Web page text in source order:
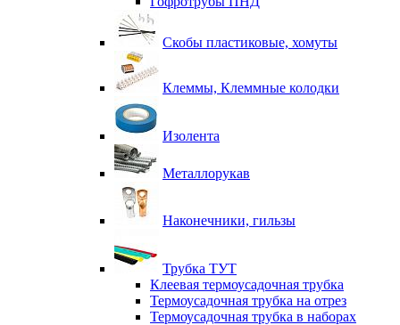
Скобы пластиковые, хомуты
Клеммы, Клеммные колодки
Изолента
Металлорукав
Наконечники, гильзы
Трубка ТУТ
Клеевая термоусадочная трубка
Термоусадочная трубка на отрез
Термоусадочная трубка в наборах